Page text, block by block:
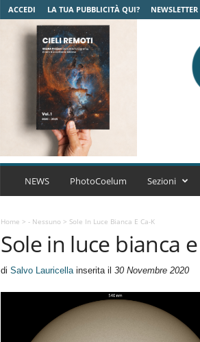
ACCEDI LA TUA PUBBLICITÀ QUI? NEWSLETTER
C
u
A
r
o
NEWS PhotoCoelum Sezioni
Home > - Nessuno> Sole In Luce Bianca E Ca-K
Sole in luce bianca
di Salvo Lauricellainserita il 30 Novembre 2020